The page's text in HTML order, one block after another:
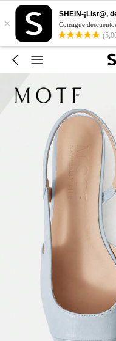
×
SHEIN-¡List@,
Consigue